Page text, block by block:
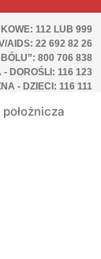
112 LUB 999
AIDS: 22 692 82 26
800 706 838
- DOROŚLI: 116 123
- DZIECI: 116 111